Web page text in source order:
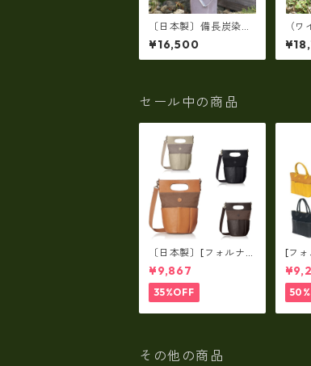
〔日本製〕備長炭染め
帆布（倉敷帆布・タケ
ヤリ社製）ユニセック
ス2WAYショルダート
¥16,500
（
ュリ
ショ
マー
セール中の商品
〔日本製〕[フォルナ]
レザー×パラフィン筒
型2way シュリンクレ
ザー×79Aパラフィ
ン fo-259630
¥9,867
35%OFF
[フォ
ラフ
ュリ
パ
o-
その他の商品